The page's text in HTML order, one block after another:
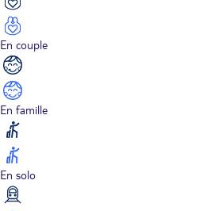
En couple
En famille
En solo